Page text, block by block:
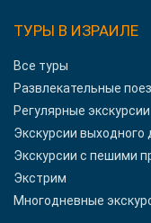
ТУРЫ В ИЗРАИЛЕ
Все туры
Развлекательные
Регулярные экскурсии
Экскурсии выходного
Экскурсии с пешими
Экстрим
Многодневные